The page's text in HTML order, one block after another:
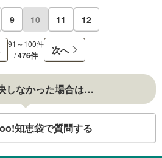
9 10 11 12
91～100件
/476件 次へ
しなかった場合は…
知恵袋で質問する